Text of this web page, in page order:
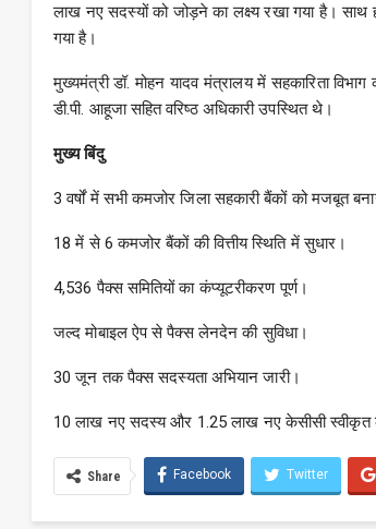
लाख नए सदस्यों को जोड़ने का लक्ष्य रखा गया है। साथ
गया है।
मुख्यमंत्री डॉ. मोहन यादव मंत्रालय में सहकारिता
डी.पी. आहूजा सहित वरिष्ठ अधिकारी उपस्थित थे।
मुख्य बिंदु
3 वर्षों में सभी कमजोर जिला सहकारी बैंकों को मजबूत
18 में से 6 कमजोर बैंकों की वित्तीय स्थिति में सुधार।
4,536 पैक्स समितियों का कंप्यूटरीकरण पूर्ण।
जल्द मोबाइल ऐप से पैक्स लेनदेन की सुविधा।
30 जून तक पैक्स सदस्यता अभियान जारी।
10 लाख नए सदस्य और 1.25 लाख नए केसीसी स्वीकृत
Share Facebook Twitter